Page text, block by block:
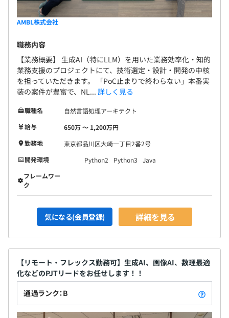
AMBL株式会社
職務内容
【業務概要】 生成AI（特にLLM）を用いた業務効率化・知的
業務支援のプロジェクトにて、技術選定・設計・開発の中核
を担っていただきます。 「PoC止まりで終わらない」本番実
装の案件が豊富で、NL... 詳しく見る
職種名
自然言語処理アーキテクト
給与
650万 〜 1,200万円
勤務地
東京都品川区大崎一丁目2番2号
開発環境
Python2 Python3
Java
フレームワー
ク
気になる(会員登録) 詳細を見る
【リモート・フレックス勤務可】生成AI、画像AI、数理最適
化などのPJTリードをお任せします！！
通過ランク：B